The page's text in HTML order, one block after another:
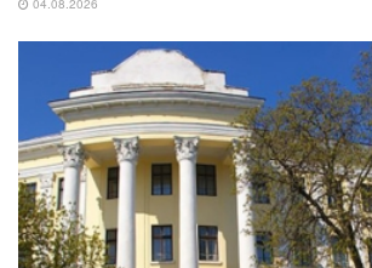
04.08.2026